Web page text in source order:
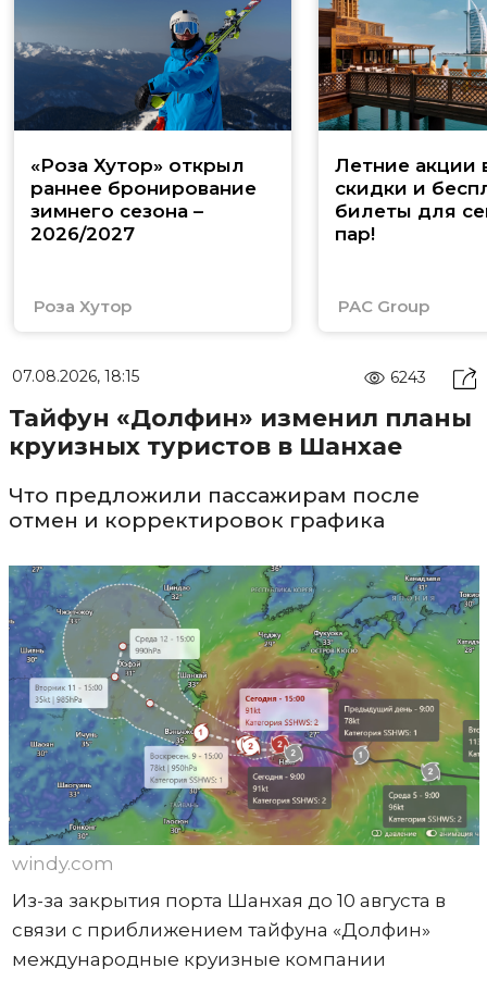
«Роза Хутор» открыл
раннее бронирование
зимнего сезона –
2026/2027
Роза Хутор
Летние акции
скидки и
билеты для
пар!
PAC Group
07.08.2026, 18:15 6243
Тайфун «Долфин» изменил планы
круизных туристов в Шанхае
Что предложили пассажирам после
отмен и корректировок графика
windy.com
Из-за закрытия порта Шанхая до 10 августа в
связи с приближением тайфуна «Долфин»
международные круизные компании